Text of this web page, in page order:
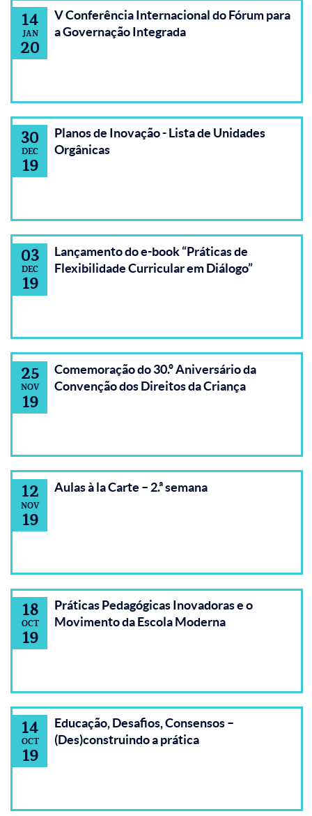
14
JAN
20
V Conferência Internacional do Fórum para
a Governação Integrada
30
DEC
19
Planos de Inovação - Lista de Unidades
Orgânicas
03
DEC
19
Lançamento do e-book “Práticas de
Flexibilidade Curricular em Diálogo”
25
NOV
19
Comemoração do 30.º Aniversário da
Convenção dos Direitos da Criança
12
NOV
19
Aulas à la Carte – 2.ª semana
18
OCT
19
Práticas Pedagógicas Inovadoras e o
Movimento da Escola Moderna
14
OCT
19
Educação, Desafios, Consensos –
(Des)construindo a prática